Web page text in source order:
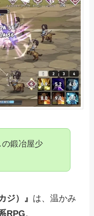
鍛冶屋少
ジ）』 は、温かみ
RPG。